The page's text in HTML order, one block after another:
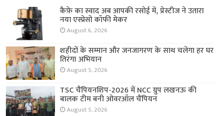
कैफ़े का स्वाद अब आपकी रसोई में, प्रेस्टीज ने उतारा
नया एस्प्रेसो कॉफी मेकर
August 6, 2026
शहीदों के सम्मान और जनजागरण के साथ चलेगा हर घर
तिरंगा अभियान
August 5, 2026
TSC चैंपियनशिप-2026 में NCC ग्रुप लखनऊ की
बालक टीम बनी ओवरऑल चैंपियन
August 5, 2026